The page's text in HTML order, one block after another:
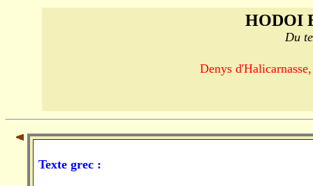
HODOI
Du
Denys
Texte grec :